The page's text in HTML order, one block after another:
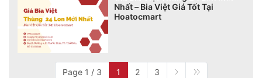
Nhất – Bia Việt Giá Tốt Tại
Hoatocmart
Page 1 / 3 1 2 3